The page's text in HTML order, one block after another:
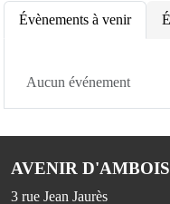
Évènements à venir
Aucun événement
AVENIR
3 rue Jean Jaurès